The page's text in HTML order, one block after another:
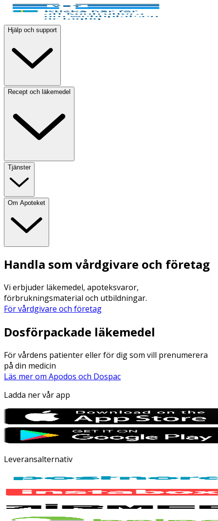
Hjälp och support
Recept och läkemedel
Tjänster
Om Apoteket
Handla som vårdgivare och företag
Vi erbjuder läkemedel, apoteksvaror,
förbrukningsmaterial och utbildningar.
För vårdgivare och företag
Dosförpackade läkemedel
För vårdens patienter eller för dig som vill prenumerera
på din medicin
Läs mer om Apodos och Dospac
Ladda ner vår app
Leveransalternativ